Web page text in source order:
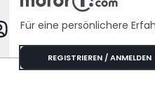
Für eine persönlichere
REGISTRIEREN / ANMELDEN